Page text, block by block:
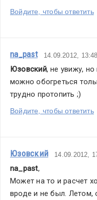
Войдите, чтобы ответить
na_past 14.09.2012, 13:48
Юзовский, не увижу,
можно обогреться
трудно протопить ;)
Войдите, чтобы ответить
Юзовский 14.09.2012,
na_past,
Может на то и расчет
вроде и не был. Летом,